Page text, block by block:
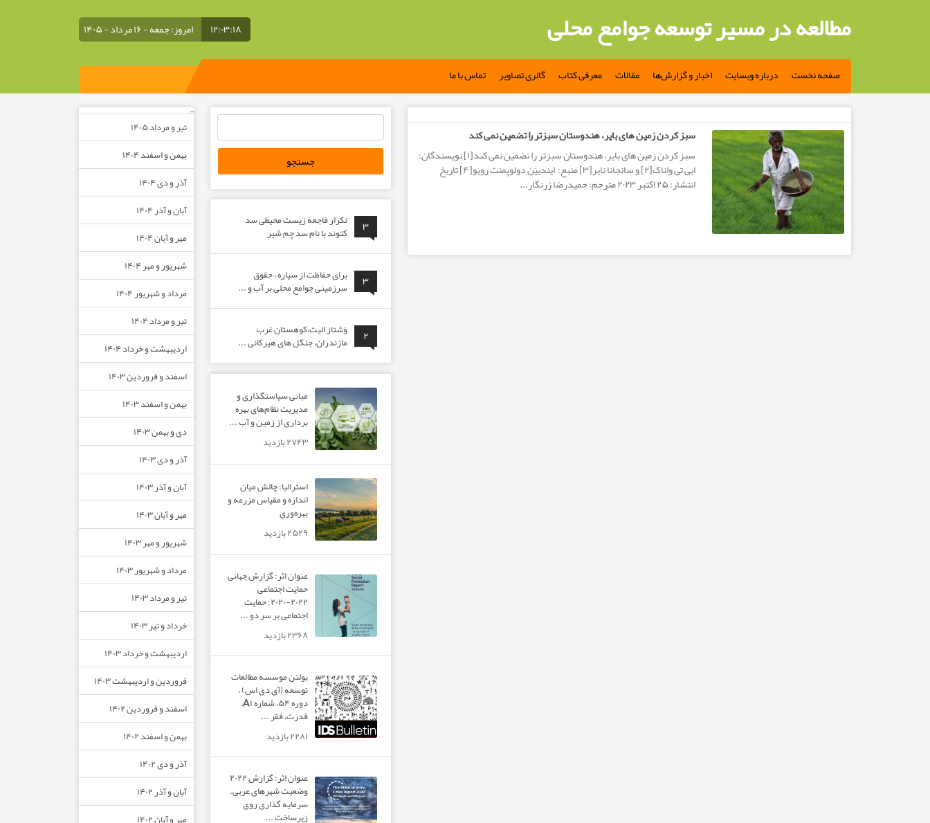
مطالعه در مسیر توسعه جوامع محلی ۱۲:۰۳:۱۸ امروز: جمعه - ۱۶ مرداد - ۱۴۰۵
صفحه نخست درباره وبسایت اخبار و گزارش‌ها مقالات معرفی کتاب گالری تصاویر تماس با ما
سبز کردن زمین های بایر، هندوستان سبزتر را تضمین نمی کند
سبز کردن زمین های بایر، هندوستان سبزتر را تضمین نمی کند[۱] نویسندگان:
ابی تی واناک[۲] و سانجانا نایر[۳] منبع: ایندییَن دولوپمنت رویو[۴] تاریخ
انتشار: ۲۵ اکتبر ۲۰۲۳ مترجم: حمیدرضا زرنگار...
۳
تکرار فاجعه زیست محیطی سد
کتوند با نام سد چم شیر
۳
برای حفاظت از سیاره ، حقوق
سرزمینی جوامع محلی بر آب و ...
۲
وَشتاز الیت،کوهستان غرب
مازندران، جنگل های هیرکانی ...
مبانی سیاستگذاری و
مدیریت نظام‌های بهره‌
برداری از زمین و آب ...
۲۷۴۳ بازدید
استرالیا: چالش میان
اندازه و مقیاس مزرعه و
بهره‌وری
۲۵۲۹ بازدید
عنوان اثر: گزارش جهانی
حمایت اجتماعی
۲۰۲۲-۲۰۲۰: حمایت
اجتماعی بر سر دو ...
۲۳۶۸ بازدید
بولتن موسسه مطالعات
توسعه (آی دی اس) ،
دوره ۵۴، شماره A۱،
قدرت، فقر ...
۲۲۸۱ بازدید
عنوان اثر: گزارش ۲۰۲۲
وضعیت شهرهای عربی.
سرمایه گذاری روی
زیرساخت ...
–
تیر و مرداد ۱۴۰۵
بهمن و اسفند ۱۴۰۴
آذر و دی ۱۴۰۴
آبان و آذر ۱۴۰۴
مهر و آبان ۱۴۰۴
شهریور و مهر ۱۴۰۴
مرداد و شهریور ۱۴۰۴
تیر و مرداد ۱۴۰۴
اردیبهشت و خرداد ۱۴۰۴
اسفند و فروردین ۱۴۰۳
بهمن و اسفند ۱۴۰۳
دی و بهمن ۱۴۰۳
آذر و دی ۱۴۰۳
آبان و آذر ۱۴۰۳
مهر و آبان ۱۴۰۳
شهریور و مهر ۱۴۰۳
مرداد و شهریور ۱۴۰۳
تیر و مرداد ۱۴۰۳
خرداد و تیر ۱۴۰۳
اردیبهشت و خرداد ۱۴۰۳
فروردین و اردیبهشت ۱۴۰۳
اسفند و فروردین ۱۴۰۲
بهمن و اسفند ۱۴۰۲
آذر و دی ۱۴۰۲
آبان و آذر ۱۴۰۲
مهر و آبان ۱۴۰۲